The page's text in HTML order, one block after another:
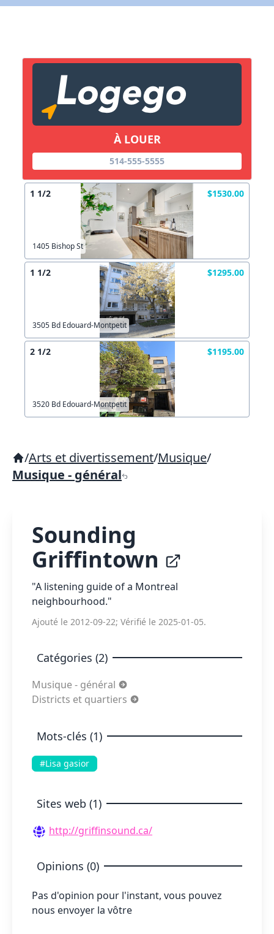
À LOUER
514-555-5555
1 1/2 $1530.00
1405 Bishop St
1 1/2 $1295.00
3505 Bd Edouard-Montpetit
2 1/2 $1195.00
3520 Bd Edouard-Montpetit
/Arts et divertissement/Musique/
Musique - général
Sounding
Griffintown
"A listening guide of a Montreal
neighbourhood."
Ajouté le 2012-09-22; Vérifié le 2025-01-05.
Catégories (2)
Musique - général
Districts et quartiers
Mots-clés (1)
#Lisa gasior
Sites web (1)
http://griffinsound.ca/
Opinions (0)
Pas d'opinion pour l'instant, vous pouvez
nous envoyer la vôtre
X Fermer Envoyez
Copier lien
X Fermer